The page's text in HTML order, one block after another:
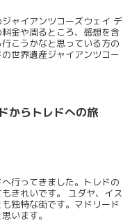
ャイアンツコーズウェイ デ
金や周るところ、感想を含
こうかなと思っている方の
世界遺産ジャイアンツコー
からトレドへの旅
行ってきました。トレドの
きれいです。 ユダヤ、イス
独特な街です。マドリード
います。